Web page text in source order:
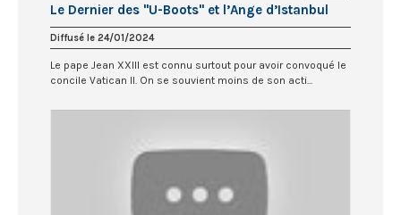
Le Dernier des "U-Boots" et l’Ange d’Istanbul
Diffusé le 24/01/2024
Le pape Jean XXIII est connu surtout pour avoir convoqué le
concile Vatican II. On se souvient moins de son acti...